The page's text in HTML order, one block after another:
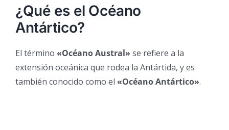
¿Qué es el Océano
Antártico?
El término «Océano Austral» se refiere a la
extensión oceánica que rodea la Antártida, y es
también conocido como el «Océano Antártico».